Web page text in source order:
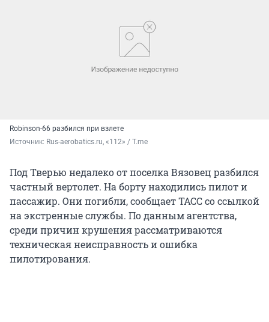
Robinson-66 разбился при взлете
Источник: Rus-aerobatics.ru, «112» / T.me
Под Тверью недалеко от поселка Вязовец разбился
частный вертолет. На борту находились пилот и
пассажир. Они погибли, сообщает ТАСС со ссылкой
на экстренные службы. По данным агентства,
среди причин крушения рассматриваются
техническая неисправность и ошибка
пилотирования.